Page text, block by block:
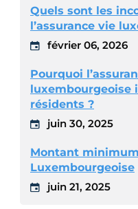
Quels sont les
l’assurance vie
février 06, 2026
Pourquoi
luxembourgeoise
résidents ?
juin 30, 2025
Montant
Luxembourgeoise
juin 21, 2025